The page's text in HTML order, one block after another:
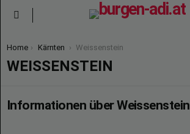
You are here:
Home Kärnten Weissenstein
WEISSENSTEIN
Informationen über Weissenstein